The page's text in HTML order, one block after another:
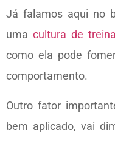
Já falamos aqui no
uma cultura de
como ela pode
comportamento.
Outro fator
bem aplicado, vai